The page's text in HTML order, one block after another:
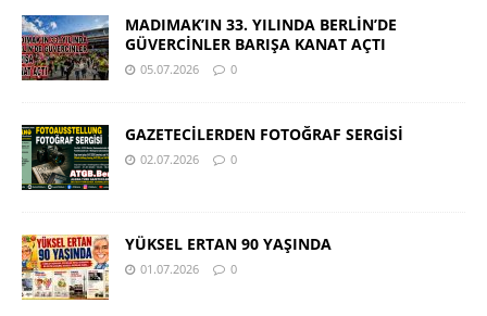
MADIMAK’IN 33. YILINDA BERLİN’DE
GÜVERCİNLER BARIŞA KANAT AÇTI
05.07.2026 0
GAZETECİLERDEN FOTOĞRAF SERGİSİ
02.07.2026 0
YÜKSEL ERTAN 90 YAŞINDA
01.07.2026 0